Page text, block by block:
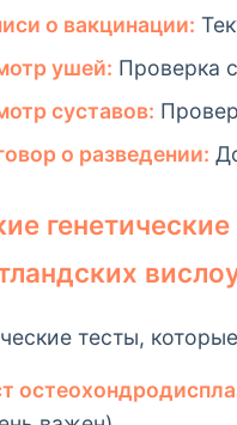
о вакцинации:
ушей: Проверка
суставов:
о разведении:
тесты,